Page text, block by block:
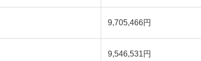
9,705,466円
9,546,531円